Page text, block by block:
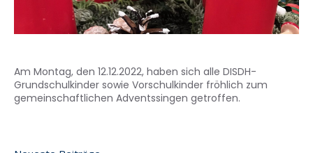
Am Montag, den 12.12.2022, haben sich alle DISDH-
Grundschulkinder sowie Vorschulkinder fröhlich zum
gemeinschaftlichen Adventssingen getroffen.